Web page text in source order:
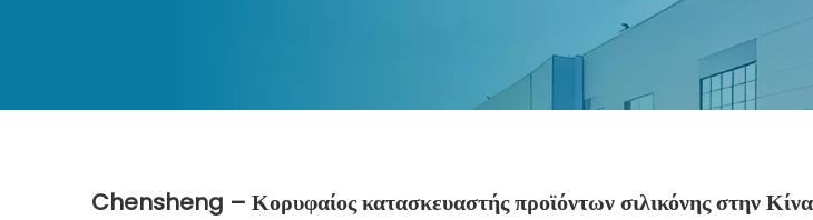
Chensheng – Κορυφαίος κατασκευαστής προϊόντων σιλικόνης στην Κίνα